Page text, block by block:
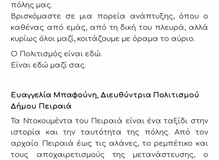
πόλης μας.
Βρισκόμαστε σε μια πορεία ανάπτυξης, όπου ο
καθένας από εμάς, από τη δική του πλευρά, αλλά
κυρίως όλοι μαζί, κοιτάζουμε με όραμα το αύριο.
Ο Πολιτισμός είναι εδώ.
Είναι εδώ μαζί σας.
Ευαγγελία Μπαφούνη, Διευθύντρια Πολιτισμού
Δήμου Πειραιά
Τα Ντοκουμέντα του Πειραιά είναι ένα ταξίδι στην
ιστορία και την ταυτότητα της πόλης. Από τον
αρχαίο Πειραιά έως τις αλάνες, το ρεμπέτικο και
τους αποχαιρετισμούς της μετανάστευσης, ο